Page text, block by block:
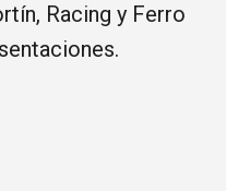
Racing y Ferro